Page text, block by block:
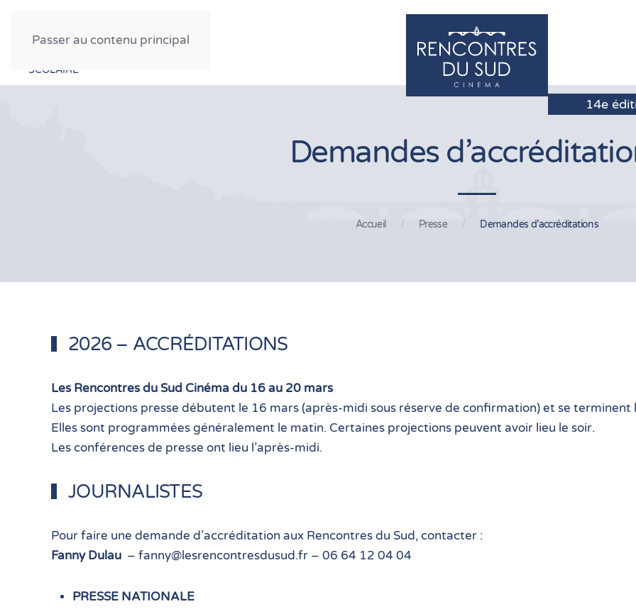
Passer au contenu principal
PROFESSIONNEL
SCOLAIRE
Demandes
Accueil Presse Demandes d’accréditations
2026 – ACCRÉDITATIONS
Les Rencontres du Sud Cinéma du 16 au 20 mars
Les projections presse débutent le 16 mars (après-midi sous réserve de confirmation) et se
Elles sont programmées généralement le matin. Certaines projections peuvent avoir lieu le soir.
Les conférences de presse ont lieu l’après-midi.
JOURNALISTES
Pour faire une demande d’accréditation aux Rencontres du Sud, contacter :
Fanny Dulau – fanny@lesrencontresdusud.fr – 06 64 12 04 04
PRESSE NATIONALE